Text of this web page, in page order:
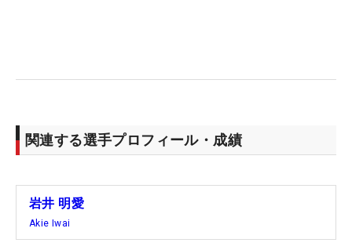
前向きに向かえそう。「楽しみです」という一言
今季、初のトップ10入りとなる9位で終えた吉田優
予選会に参加し、わずか1枠の本戦出場権を勝ち取
った。オープンウィークだった前週は、コーチとと
もに調整。それが結果にあらわれた。リビエラもす
関連する選手プロフィール・成績
岩井 明愛
Akie Iwai